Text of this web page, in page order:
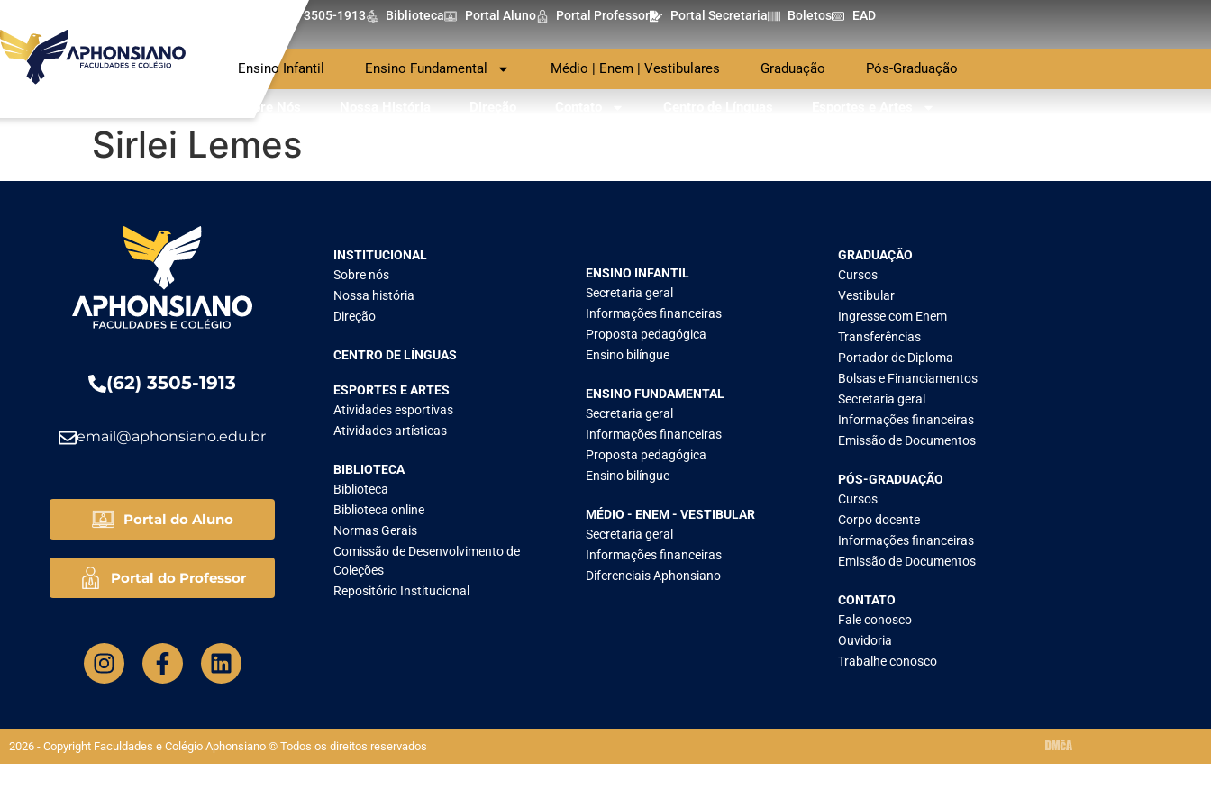
(62) 3505-1913 Biblioteca Portal Aluno Portal Professor Portal Secretaria Boletos EAD
Ensino Infantil Ensino Fundamental Médio | Enem | Vestibulares Graduação Pós-Graduação
Sobre Nós
Sirlei Lemes
(62) 3505-1913
email@aphonsiano.edu.br
Portal do Aluno
Portal do Professor
INSTITUCIONAL
Sobre nós
Nossa história
Direção
CENTRO DE LÍNGUAS
ESPORTES E ARTES
Atividades esportivas
Atividades artísticas
BIBLIOTECA
Biblioteca
Biblioteca online
Normas Gerais
Comissão de Desenvolvimento de
Coleções
Repositório Institucional
ENSINO INFANTIL
Secretaria geral
Informações financeiras
Proposta pedagógica
Ensino bilíngue
ENSINO FUNDAMENTAL
Secretaria geral
Informações financeiras
Proposta pedagógica
Ensino bilíngue
MÉDIO - ENEM - VESTIBULAR
Secretaria geral
Informações financeiras
Diferenciais Aphonsiano
GRADUAÇÃO
Cursos
Vestibular
Ingresse com Enem
Transferências
Portador de Diploma
Bolsas e Financiamentos
Secretaria geral
Informações financeiras
Emissão de Documentos
PÓS-GRADUAÇÃO
Cursos
Corpo docente
Informações financeiras
Emissão de Documentos
CONTATO
Fale conosco
Ouvidoria
Trabalhe conosco
2026 - Copyright Faculdades e Colégio Aphonsiano © Todos os direitos reservados​